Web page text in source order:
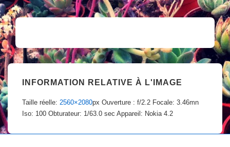
INFORMATION RELATIVE À L'IMAGE
Taille réelle: 2560×2080px Ouverture : f/2.2 Focale: 3.46mn
Iso: 100 Obturateur: 1/63.0 sec Appareil: Nokia 4.2